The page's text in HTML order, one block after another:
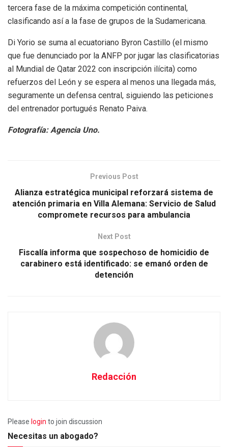
tercera fase de la máxima competición continental,
clasificando así a la fase de grupos de la Sudamericana.
Di Yorio se suma al ecuatoriano Byron Castillo (el mismo
que fue denunciado por la ANFP por jugar las clasificatorias
al Mundial de Qatar 2022 con inscripción ilícita) como
refuerzos del León y se espera al menos una llegada más,
seguramente un defensa central, siguiendo las peticiones
del entrenador portugués Renato Paiva.
Fotografía: Agencia Uno.
Previous Post
Alianza estratégica municipal reforzará sistema de
atención primaria en Villa Alemana: Servicio de Salud
compromete recursos para ambulancia
Next Post
Fiscalía informa que sospechoso de homicidio de
carabinero está identificado: se emanó orden de
detención
Redacción
Please login to join discussion
Necesitas un abogado?